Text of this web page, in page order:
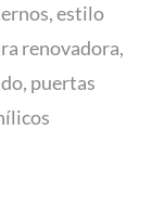
,estilo
renovadora,
, puertas